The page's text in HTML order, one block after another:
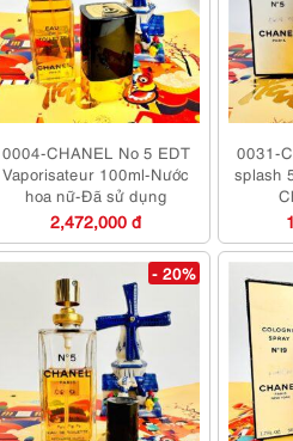
0004-CHANEL No 5 EDT
Vaporisateur 100ml-Nước
hoa nữ-Đã sử dụng
2,472,000 đ
0031-
splash
- 20%